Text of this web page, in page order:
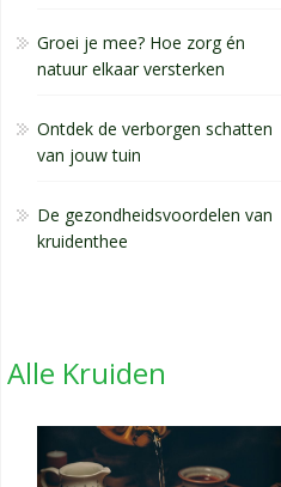
Groei je mee? Hoe zorg én
natuur elkaar versterken
Ontdek de verborgen schatten
van jouw tuin
De gezondheidsvoordelen van
kruidenthee
Alle Kruiden